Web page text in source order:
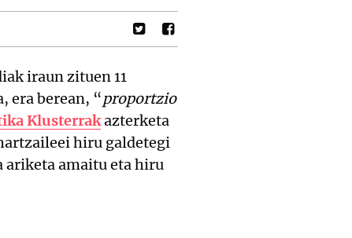
iraun zituen 11
era berean, “proportzio
Klusterrakazterketa
hiru galdetegi
ariketa amaitu eta hiru